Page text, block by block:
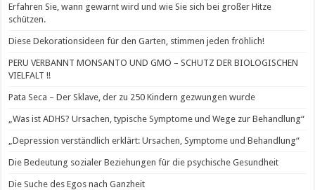
Erfahren Sie, wann gewarnt wird und wie Sie sich bei großer Hitze
schützen.
Diese Dekorationsideen für den Garten, stimmen jeden fröhlich!
PERU VERBANNT MONSANTO UND GMO – SCHUTZ DER BIOLOGISCHEN
VIELFALT !!
Pata Seca – Der Sklave, der zu 250 Kindern gezwungen wurde
„Was ist ADHS? Ursachen, typische Symptome und Wege zur Behandlung“
„Depression verständlich erklärt: Ursachen, Symptome und Behandlung“
Die Bedeutung sozialer Beziehungen für die psychische Gesundheit
Die Suche des Egos nach Ganzheit